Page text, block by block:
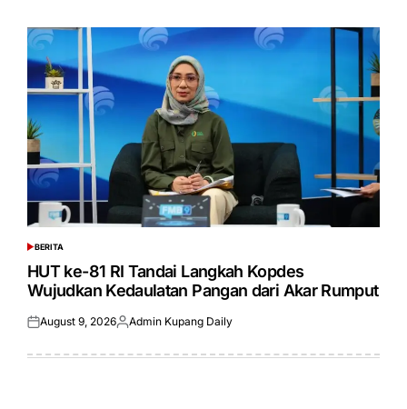
POSTED
IN
BERITA
HUT ke-81 RI Tandai Langkah Kopdes
Wujudkan Kedaulatan Pangan dari Akar Rumput
Posted
August 9, 2026Posted
Admin Kupang Daily